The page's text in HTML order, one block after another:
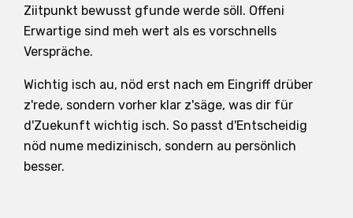
Ziitpunkt bewusst gfunde werde söll. Offeni
Erwartige sind meh wert als es vorschnells
Verspräche.
Wichtig isch au, nöd erst nach em Eingriff drüber
z'rede, sondern vorher klar z'säge, was dir für
d'Zuekunft wichtig isch. So passt d'Entscheidig
nöd nume medizinisch, sondern au persönlich
besser.